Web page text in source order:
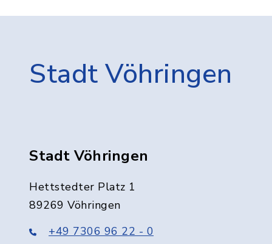
Stadt Vöhringen
Stadt Vöhringen
Hettstedter Platz 1
89269 Vöhringen
+49 7306 96 22 - 0